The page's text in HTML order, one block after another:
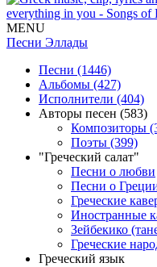
MENU
Песни Эллады
Песни (1446)
Альбомы (427)
Исполнители (404)
Авторы песен (583)
Композиторы
Поэты (399)
"Греческий салат"
Песни о любви
Песни о
Греческие
Иностранные
Зейбекико
Греческие
Греческий язык